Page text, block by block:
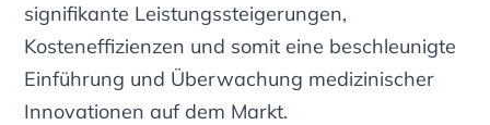
signifikante Leistungssteigerungen,
Kosteneffizienzen und somit eine beschleunigte
Einführung und Überwachung medizinischer
Innovationen auf dem Markt.